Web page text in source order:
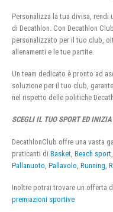
Personalizza la tua divisa,
di Decathlon. Con Decathlon
personalizzato per il tuo club,
allenamenti e le tue partite.
Un team dedicato è pronto ad
soluzione per il tuo club,
nel rispetto delle politiche
SCEGLI IL TUO SPORT ED
DecathlonClub offre una vasta
praticanti di Basket Beach sport
Pallanuoto Pallavolo Running
Inoltre potrai trovare un offerta
premiazioni sportive